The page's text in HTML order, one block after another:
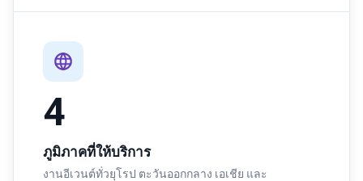
4
ภูมิภาคที่ให้บริการ
งานอีเวนต์ทั่วยุโรป ตะวันออกกลาง เอเชีย และ